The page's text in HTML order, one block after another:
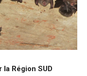
Région SUD